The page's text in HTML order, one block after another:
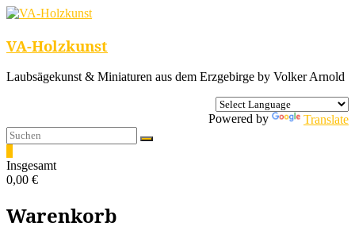
VA-Holzkunst
Laubsägekunst & Miniaturen aus dem Erzgebirge by Volker Arnold
Powered by Translate
Insgesamt
0,00 €
Warenkorb